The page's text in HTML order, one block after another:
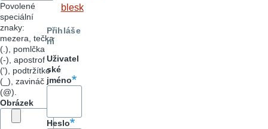
Povolené
speciální
znaky:
mezera, tečka
(.), pomlčka
(-), apostrof
('), podtržítko
(_), zavináč
(@).
Obrázek
blesk
Přihláše
ní
Uživatel
ské
jméno
Heslo